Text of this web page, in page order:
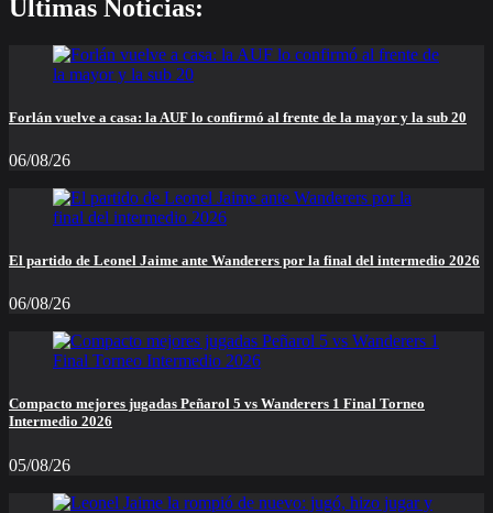
Últimas Noticias:
Forlán vuelve a casa: la AUF lo confirmó al frente de la mayor y la sub 20
06/08/26
El partido de Leonel Jaime ante Wanderers por la final del intermedio 2026
06/08/26
Compacto mejores jugadas Peñarol 5 vs Wanderers 1 Final Torneo
Intermedio 2026
05/08/26